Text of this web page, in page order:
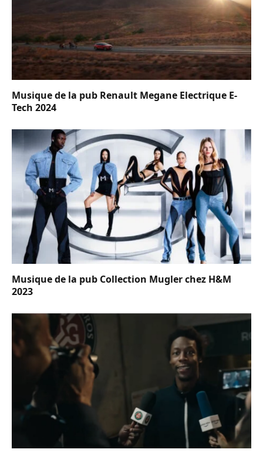
Musique de la pub Renault Megane Electrique E-
Tech 2024
Musique de la pub Collection Mugler chez H&M
2023